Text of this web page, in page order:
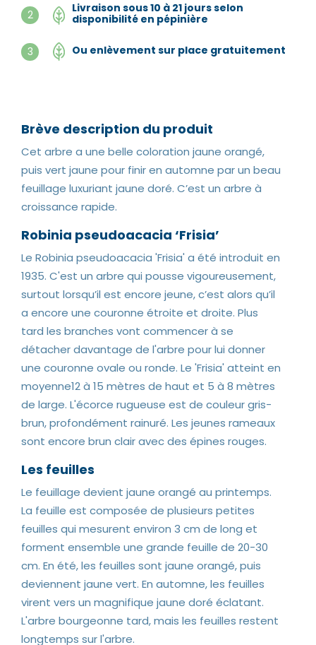
2
Livraison sous 10 à 21 jours selon
disponibilité en pépinière
3 Ou enlèvement sur place gratuitement
Brève description du produit
Cet arbre a une belle coloration jaune orangé,
puis vert jaune pour finir en automne par un beau
feuillage luxuriant jaune doré. C’est un arbre à
croissance rapide.
Robinia pseudoacacia ‘Frisia’
Le Robinia pseudoacacia 'Frisia' a été introduit en
1935. C'est un arbre qui pousse vigoureusement,
surtout lorsqu’il est encore jeune, c’est alors qu’il
a encore une couronne étroite et droite. Plus
tard les branches vont commencer à se
détacher davantage de l'arbre pour lui donner
une couronne ovale ou ronde. Le 'Frisia' atteint en
moyenne12 à 15 mètres de haut et 5 à 8 mètres
de large. L'écorce rugueuse est de couleur gris-
brun, profondément rainuré. Les jeunes rameaux
sont encore brun clair avec des épines rouges.
Les feuilles
Le feuillage devient jaune orangé au printemps.
La feuille est composée de plusieurs petites
feuilles qui mesurent environ 3 cm de long et
forment ensemble une grande feuille de 20-30
cm. En été, les feuilles sont jaune orangé, puis
deviennent jaune vert. En automne, les feuilles
virent vers un magnifique jaune doré éclatant.
L'arbre bourgeonne tard, mais les feuilles restent
longtemps sur l'arbre.